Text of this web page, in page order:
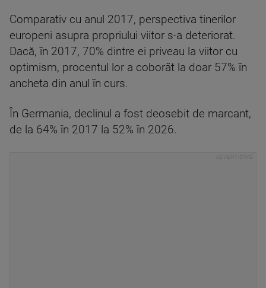
Comparativ cu anul 2017, perspectiva tinerilor
europeni asupra propriului viitor s-a deteriorat.
Dacă, în 2017, 70% dintre ei priveau la viitor cu
optimism, procentul lor a coborât la doar 57% în
ancheta din anul în curs.
În Germania, declinul a fost deosebit de marcant,
de la 64% în 2017 la 52% în 2026.